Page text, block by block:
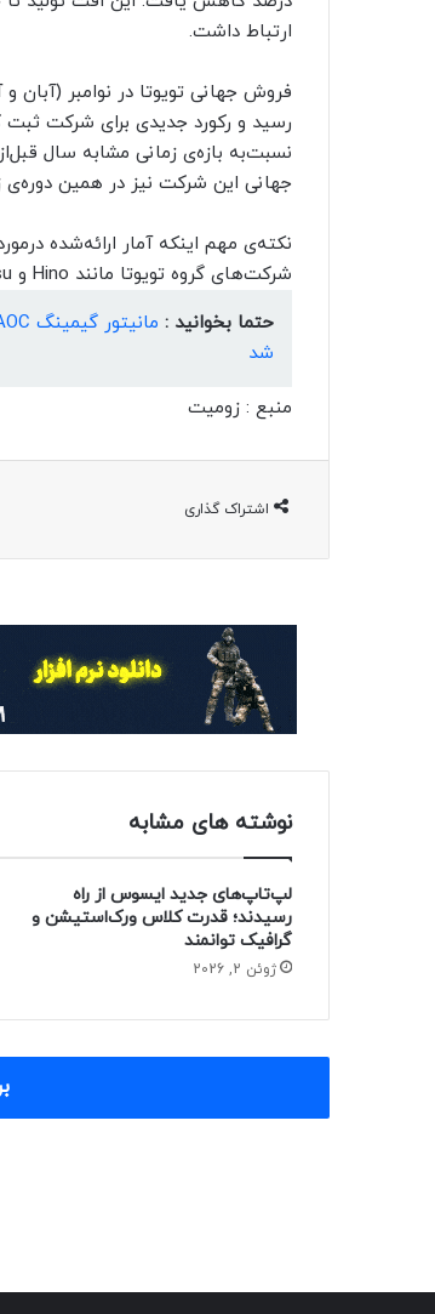
ارتباط داشت.
جهانی این شرکت نیز در همین دوره‌ی زمانی ۱٫۲ درصد
نکته‌ی مهم اینکه آمار ارائه‌شده
شرکت‌های گروه تویوتا مانند Hino و Daihatsu نمی‌شود.
حتما بخوانید :
شد
منبع : زومیت
اشتراک گذاری
نوشته های مشابه
لپ‌تاپ‌های جدید ایسوس از راه
رسیدند؛ قدرت کلاس ورک‌استیشن و
گرافیک توانمند
ژوئن 2, 2026